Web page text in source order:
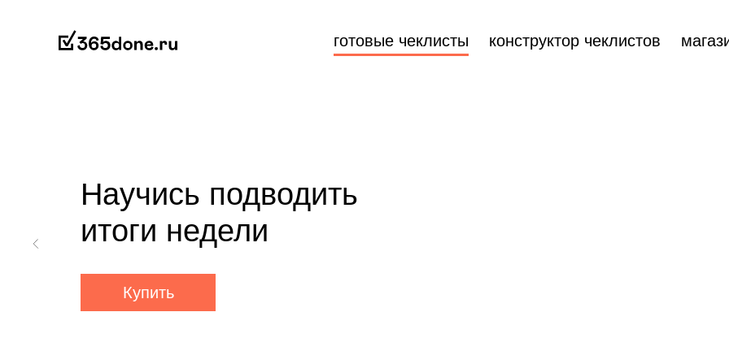
готовые чеклисты конструктор чеклистов
Научись подводить
итоги недели
Купить